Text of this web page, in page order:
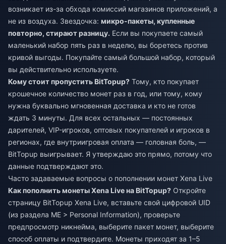
возникает из-за обхода комиссий магазинов приложений, а
не из воздуха. Звездочка: микро-пакеты, купленные
повторно, стирают разницу. Если вы покупаете самый
маленький набор пять раз в неделю, вы боретесь против
кривой выгоды. Покупайте самый большой набор, который
вы действительно используете.
Кому стоит пропустить BitTopup? Тому, кто покупает
крошечное количество монет раз в год, или тому, кому
нужна буквально мгновенная доставка и кто не готов
ждать 3 минуты. Для всех остальных — постоянных
дарителей, VIP-игроков, оптовых покупателей и игроков в
регионах, где внутриигровая оплата — головная боль, —
BitTopup выигрывает. Я утверждаю это прямо, потому что
данные подтверждают это.
Часто задаваемые вопросы о пополнении монет Xena Live
Как пополнить монеты Xena Live на BitTopup? Откройте
страницу BitTopup Xena Live, вставьте свой цифровой UID
(из раздела ME > Personal Information), проверьте
предпросмотр никнейма, выберите пакет монет, выберите
способ оплаты и подтвердите. Монеты приходят за 1–5